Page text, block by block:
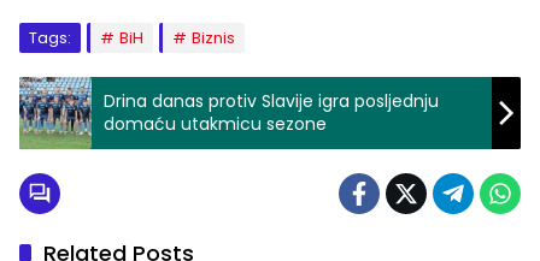
Tags: BiH Biznis
Drina danas protiv Slavije igra posljednju
domaću utakmicu sezone
Related Posts